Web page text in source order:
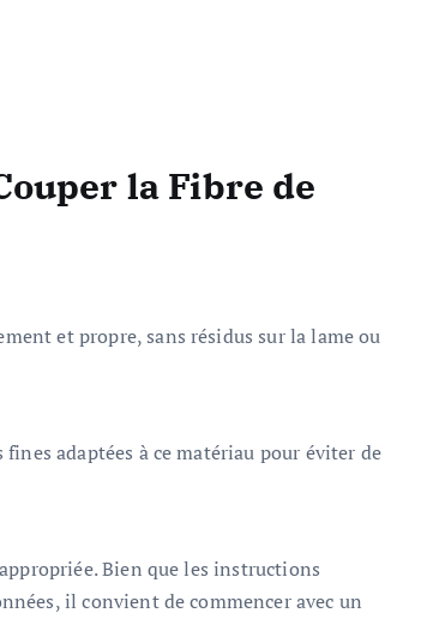
la Fibre de
et propre, sans résidus sur la lame ou
adaptées à ce matériau pour éviter de
Bien que les instructions
il convient de commencer avec un